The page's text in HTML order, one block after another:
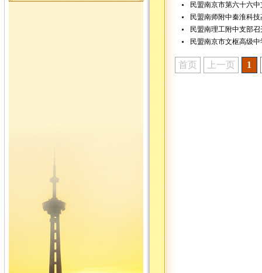
民盟南京市第六十六
民盟南师附中秦淮科
民盟南理工附中支部
民盟南京市文枢高级
首页 上一页 1